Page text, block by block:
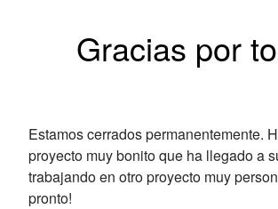
Gracias por
Estamos cerrados permanentemente.
proyecto muy bonito que ha llegado a
trabajando en otro proyecto muy
pronto!